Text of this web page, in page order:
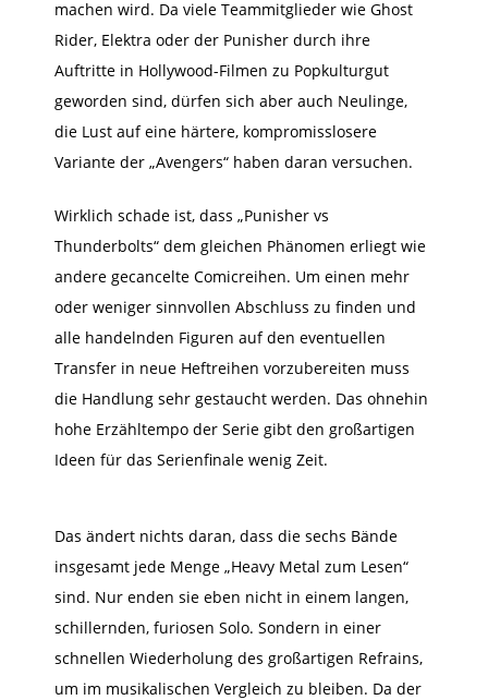
machen wird. Da viele Teammitglieder wie Ghost
Rider, Elektra oder der Punisher durch ihre
Auftritte in Hollywood-Filmen zu Popkulturgut
geworden sind, dürfen sich aber auch Neulinge,
die Lust auf eine härtere, kompromisslosere
Variante der „Avengers“ haben daran versuchen.
Wirklich schade ist, dass „Punisher vs
Thunderbolts“ dem gleichen Phänomen erliegt wie
andere gecancelte Comicreihen. Um einen mehr
oder weniger sinnvollen Abschluss zu finden und
alle handelnden Figuren auf den eventuellen
Transfer in neue Heftreihen vorzubereiten muss
die Handlung sehr gestaucht werden. Das ohnehin
hohe Erzähltempo der Serie gibt den großartigen
Ideen für das Serienfinale wenig Zeit.
Das ändert nichts daran, dass die sechs Bände
insgesamt jede Menge „Heavy Metal zum Lesen“
sind. Nur enden sie eben nicht in einem langen,
schillernden, furiosen Solo. Sondern in einer
schnellen Wiederholung des großartigen Refrains,
um im musikalischen Vergleich zu bleiben. Da der